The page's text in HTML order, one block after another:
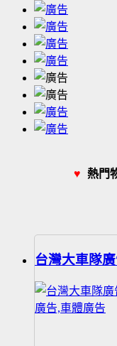
♥ 熱門
台灣大車隊